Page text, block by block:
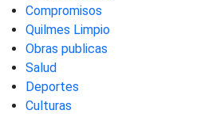
Compromisos
Quilmes Limpio
Obras publicas
Salud
Deportes
Culturas